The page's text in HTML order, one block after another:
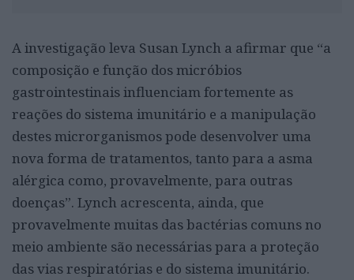
A investigação leva Susan Lynch a afirmar que “a
composição e função dos micróbios
gastrointestinais influenciam fortemente as
reações do sistema imunitário e a manipulação
destes microrganismos pode desenvolver uma
nova forma de tratamentos, tanto para a asma
alérgica como, provavelmente, para outras
doenças”. Lynch acrescenta, ainda, que
provavelmente muitas das bactérias comuns no
meio ambiente são necessárias para a proteção
das vias respiratórias e do sistema imunitário.